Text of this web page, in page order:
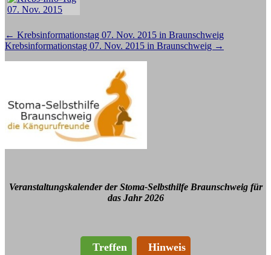
Beitragsnavigation
← Krebsinformationstag 07. Nov. 2015 in Braunschweig
Krebsinformationstag 07. Nov. 2015 in Braunschweig →
Veranstaltungskalender der Stoma-Selbsthilfe Braunschweig für
das Jahr 2026
Treffen Hinweis